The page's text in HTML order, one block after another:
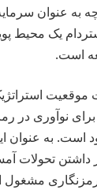
به عنوان
یک محیط
است.
نوآوری در
به عنوان
تحولات
مشغول